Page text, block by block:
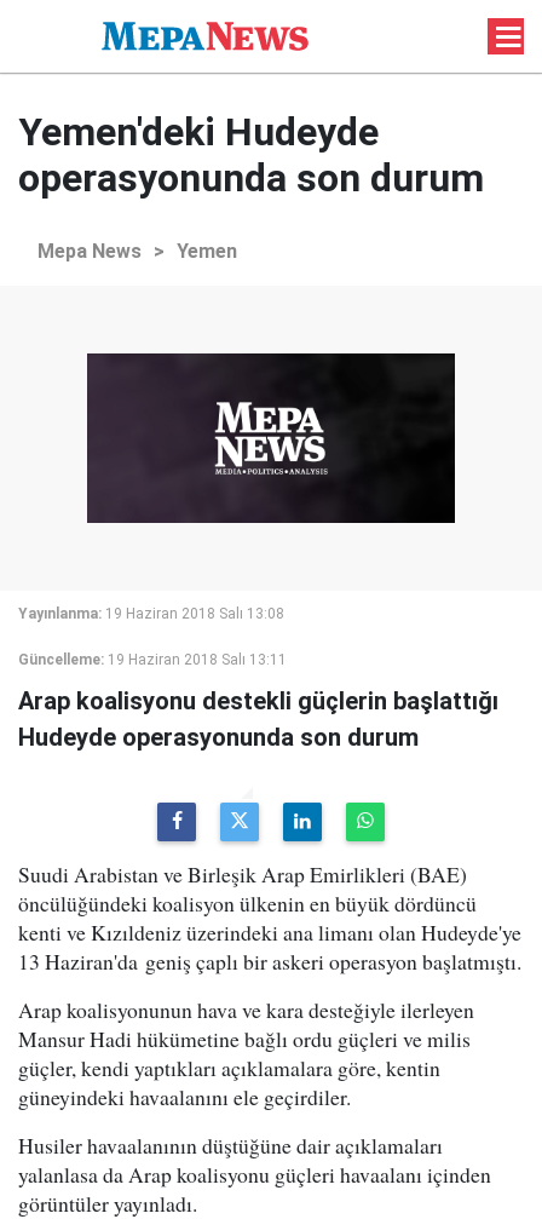
Yemen'deki Hudeyde
operasyonunda son durum
Mepa News > Yemen
Yayınlanma: 19 Haziran 2018 Salı 13:08
Güncelleme: 19 Haziran 2018 Salı 13:11
Arap koalisyonu destekli güçlerin başlattığı
Hudeyde operasyonunda son durum
Suudi Arabistan ve Birleşik Arap Emirlikleri (BAE)
öncülüğündeki koalisyon ülkenin en büyük dördüncü
kenti ve Kızıldeniz üzerindeki ana limanı olan Hudeyde'ye
13 Haziran'da geniş çaplı bir askeri operasyon başlatmıştı.
Arap koalisyonunun hava ve kara desteğiyle ilerleyen
Mansur Hadi hükümetine bağlı ordu güçleri ve milis
güçler, kendi yaptıkları açıklamalara göre, kentin
güneyindeki havaalanını ele geçirdiler.
Husiler havaalanının düştüğüne dair açıklamaları
yalanlasa da Arap koalisyonu güçleri havaalanı içinden
görüntüler yayınladı.